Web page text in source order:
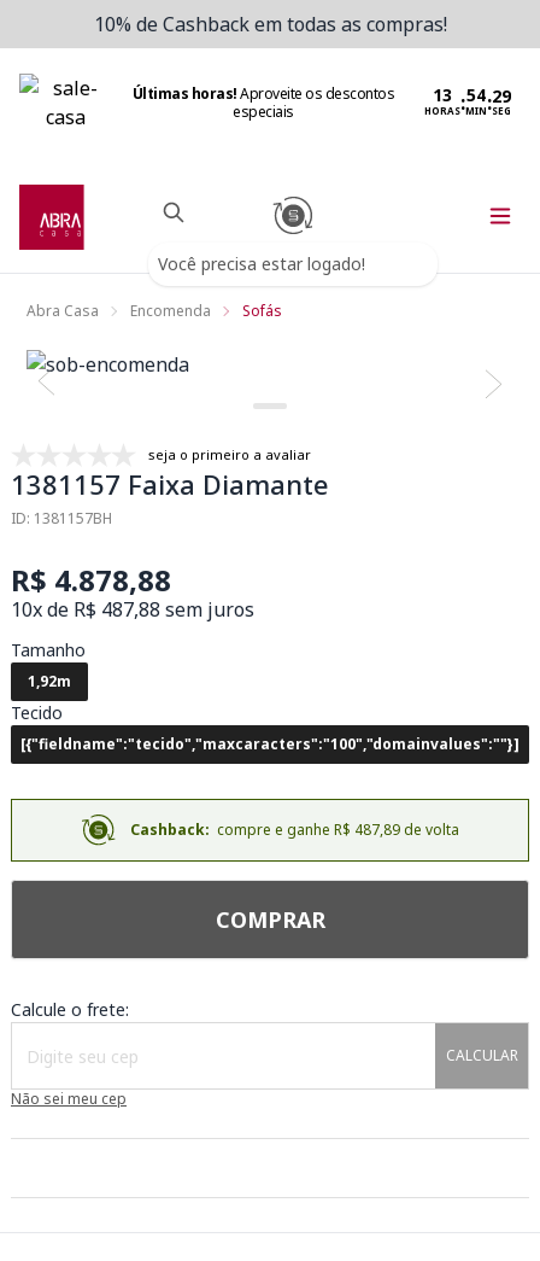
10% de Cashback em todas as compras!
Últimas horas!Aproveite os descontos
especiais
HORAS:MIN:SEG
Você precisa estar logado!
Abra Casa Encomenda Sofás
seja o primeiro a avaliar
1381157 Faixa Diamante
ID: 1381157BH
R$ 4.878,88
10x de R$ 487,88 sem juros
Tamanho
1,92m
Tecido
[{"fieldname":"tecido","maxcaracters":"100","domainvalues":""}]
Cashback: compre e ganhe R$ 487,89 de volta
COMPRAR
Calcule o frete:
CALCULAR
Não sei meu cep